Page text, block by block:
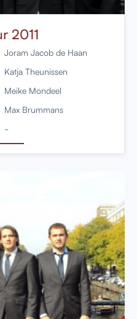
2011
Joram Jacob de Haan
Katja Theunissen
Meike Mondeel
Max Brummans
-